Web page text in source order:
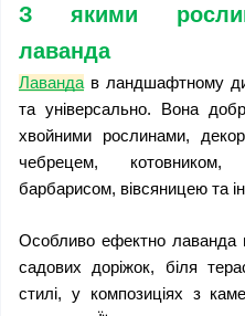
З якими
лаванда
Лаванда в ландшафтному
та універсально. Вона
хвойними рослинами,
чебрецем, котовником,
барбарисом, вівсяницею та
Особливо ефектно лаванда
садових доріжок, біля
стилі, у композиціях з